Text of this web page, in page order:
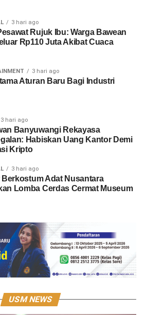
3 hari ago
Rujuk Ibu: Warga Bawean
Rp110 Juta Akibat Cuaca
3 hari ago
Aturan Baru Bagi Industri
3 hari ago
Banyuwangi Rekayasa
Habiskan Uang Kantor Demi
Kripto
3 hari ago
Berkostum Adat Nusantara
Lomba Cerdas Cermat Museum
USM NEWS